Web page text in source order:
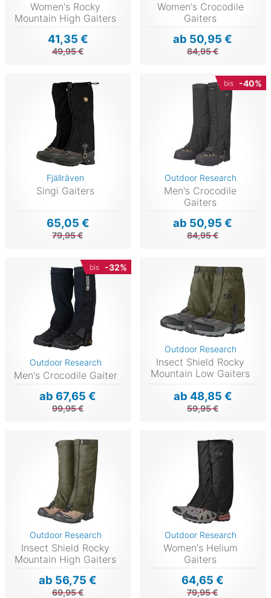
Women's Rocky
Mountain High Gaiters
41,35 €
49,95 €
Women's Crocodile
Gaiters
ab 50,95 €
84,95 €
Fjällräven
Singi Gaiters
65,05 €
79,95 €
bis -40%
Outdoor Research
Men's Crocodile
Gaiters
ab 50,95 €
84,95 €
bis -32%
Outdoor Research
Men's Crocodile Gaiter
ab 67,65 €
99,95 €
Outdoor Research
Insect Shield Rocky
Mountain Low Gaiters
ab 48,85 €
59,95 €
Outdoor Research
Insect Shield Rocky
Mountain High Gaiters
ab 56,75 €
69,95 €
Outdoor Research
Women's Helium
Gaiters
64,65 €
79,95 €